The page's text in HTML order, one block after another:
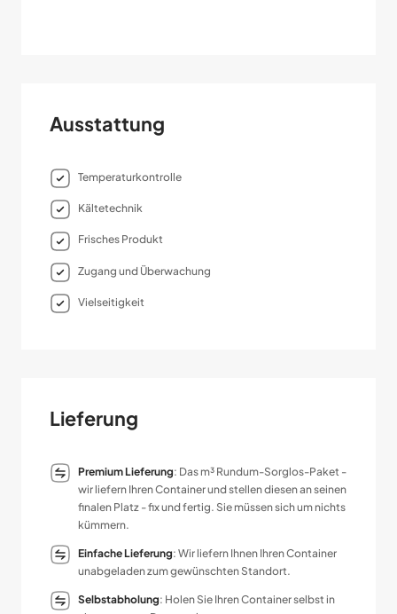
Ausstattung
Temperaturkontrolle
Kältetechnik
Frisches Produkt
Zugang und Über­wachung
Vielseitigkeit
Lieferung
Premium Lieferung: Das m³ Rundum-Sorglos-Paket -
wir liefern Ihren Container und stellen diesen an seinen
finalen Platz - fix und fertig. Sie müssen sich um nichts
kümmern.
Einfache Lieferung: Wir liefern Ihnen Ihren Container
unabgeladen zum gewünschten Standort.
Selbstabholung: Holen Sie Ihren Container selbst in